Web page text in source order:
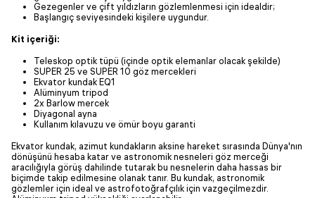
Gezegenler ve çift yıldızların gözlemlenmesi için idealdir;
Başlangıç seviyesindeki kişilere uygundur.
Kit içeriği:
Teleskop optik tüpü (içinde optik elemanlar olacak şekilde)
SUPER 25 ve SUPER 10 göz mercekleri
Ekvator kundak EQ1
Alüminyum tripod
2x Barlow mercek
Diyagonal ayna
Kullanım kılavuzu ve ömür boyu garanti
Ekvator kundak, azimut kundakların aksine hareket sırasında Dünya'nın
dönüşünü hesaba katar ve astronomik nesneleri göz merceği
aracılığıyla görüş dahilinde tutarak bu nesnelerin daha hassas bir
biçimde takip edilmesine olanak tanır. Bu kundak, astronomik
gözlemler için ideal ve astrofotoğrafçılık için vazgeçilmezdir.